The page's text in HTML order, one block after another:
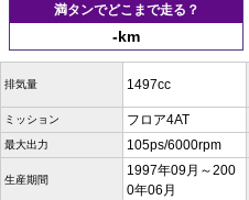
満タンでどこまで走る？
-km
排気量 1497cc
ミッション フロア4AT
最大出力 105ps/6000rpm
生産期間
1997年09月～200
0年06月